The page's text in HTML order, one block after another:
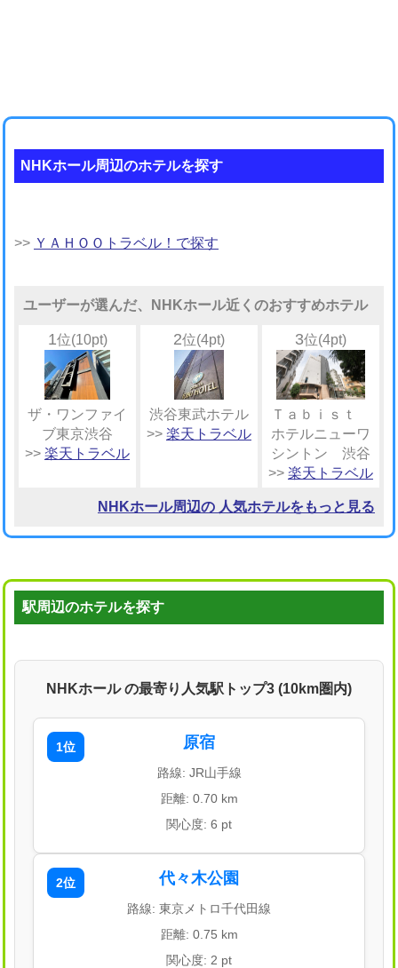
NHKホール周辺のホテルを探す
>> ＹＡＨＯＯトラベル！で探す
ユーザーが選んだ、NHKホール近くのおすすめホテル
1位(10pt)
ザ・ワンファイ
ブ東京渋谷
>> 楽天トラベル
2位(4pt)
渋谷東武ホテル
>> 楽天トラベル
3位(4pt)
Ｔａｂｉｓｔ
ホテルニューワ
シントン 渋谷
>> 楽天トラベル
NHKホール周辺の 人気ホテルをもっと見る
駅周辺のホテルを探す
NHKホール の最寄り人気駅トップ3 (10km圏内)
1位 原宿
路線: JR山手線
距離: 0.70 km
関心度: 6 pt
2位 代々木公園
路線: 東京メトロ千代田線
距離: 0.75 km
関心度: 2 pt